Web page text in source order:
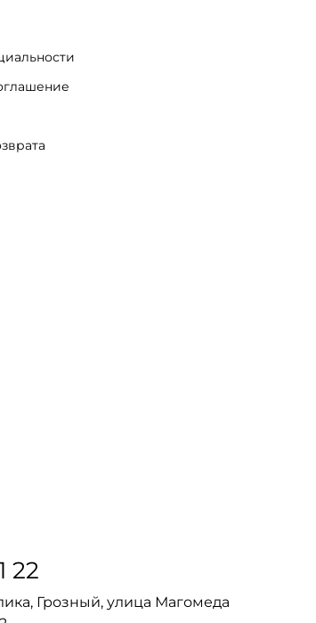
22
Грозный, улица Магомеда